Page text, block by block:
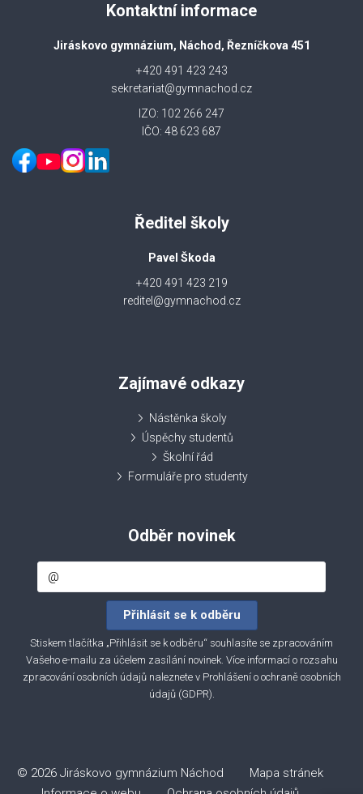
Kontaktní informace
Jiráskovo gymnázium, Náchod, Řezníčkova 451
+420 491 423 243
sekretariat@gymnachod.cz
IZO: 102 266 247
IČO: 48 623 687
Ředitel školy
Pavel Škoda
+420 491 423 219
reditel@gymnachod.cz
Zajímavé odkazy
Nástěnka školy
Úspěchy studentů
Školní řád
Formuláře pro studenty
Odběr novinek
Stiskem tlačítka „Přihlásit se k odběru“ souhlasíte se zpracováním
Vašeho e-mailu za účelem zasílání novinek. Více informací o rozsahu
zpracování osobních údajů naleznete v Prohlášení o ochraně osobních
údajů (GDPR).
© 2026 Jiráskovo gymnázium Náchod Mapa stránek